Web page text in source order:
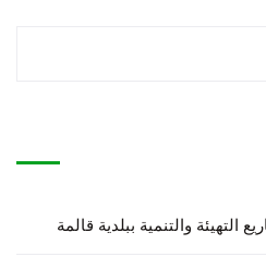
التهيئة والتنمية ببلدية قالمة